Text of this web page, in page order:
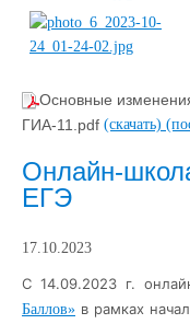
​​Основные
ГИА-11.pdf (скачать)
Онлайн-
ЕГЭ
17.10.2023
С 14.09.2023 г.
Баллов» в рамках